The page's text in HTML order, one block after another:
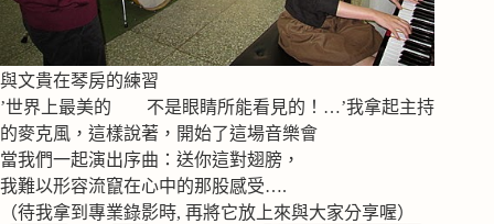
與文貴在琴房的練習
’世界上最美的 不是眼睛所能看見的！…’我拿起主持
的麥克風，這樣說著，開始了這場音樂會
當我們一起演出序曲：送你這對翅膀，
我難以形容流竄在心中的那股感受….
（待我拿到專業錄影時, 再將它放上來與大家分享喔）